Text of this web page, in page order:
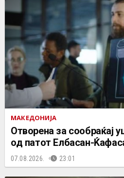
МАКЕДОНИЈА
Отворена за сообраќај
од патот Елбасан-
07.08.2026. 23:01